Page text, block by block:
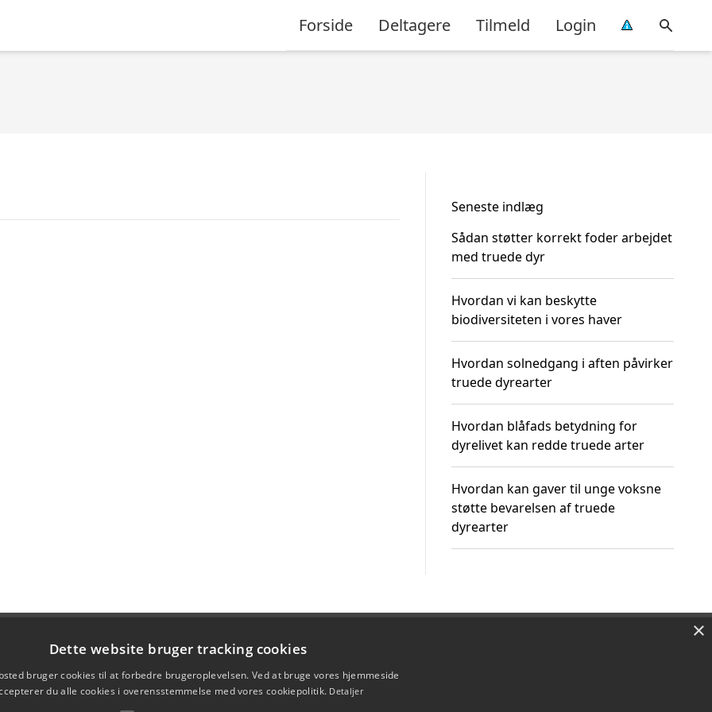
Forside Deltagere Tilmeld Login
Seneste indlæg
Sådan støtter korrekt foder arbejdet
med truede dyr
Hvordan vi kan beskytte
biodiversiteten i vores haver
Hvordan solnedgang i aften påvirker
truede dyrearter
Hvordan blåfads betydning for
dyrelivet kan redde truede arter
Hvordan kan gaver til unge voksne
støtte bevarelsen af truede
dyrearter
×
Dette website bruger tracking cookies
bruger cookies til at forbedre brugeroplevelsen. Ved at bruge vores hjemmeside
du alle cookies i overensstemmelse med vores cookiepolitik. Detaljer